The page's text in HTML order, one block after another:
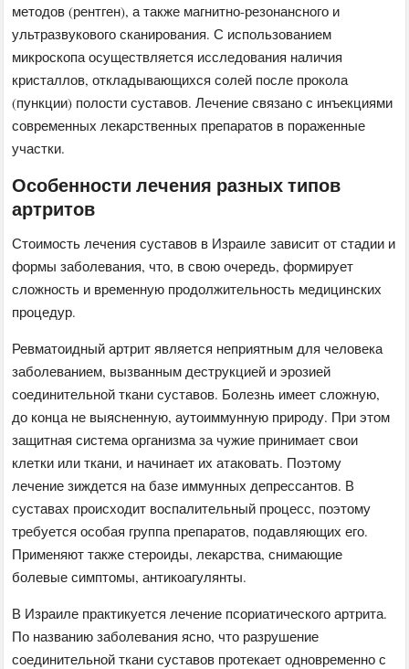
методов (рентген), а также магнитно-резонансного и
ультразвукового сканирования. С использованием
микроскопа осуществляется исследования наличия
кристаллов, откладывающихся солей после прокола
(пункции) полости суставов. Лечение связано с инъекциями
современных лекарственных препаратов в пораженные
участки.
Особенности лечения разных типов
артритов
Стоимость лечения суставов в Израиле зависит от стадии и
формы заболевания, что, в свою очередь, формирует
сложность и временную продолжительность медицинских
процедур.
Ревматоидный артрит является неприятным для человека
заболеванием, вызванным деструкцией и эрозией
соединительной ткани суставов. Болезнь имеет сложную,
до конца не выясненную, аутоиммунную природу. При этом
защитная система организма за чужие принимает свои
клетки или ткани, и начинает их атаковать. Поэтому
лечение зиждется на базе иммунных депрессантов. В
суставах происходит воспалительный процесс, поэтому
требуется особая группа препаратов, подавляющих его.
Применяют также стероиды, лекарства, снимающие
болевые симптомы, антикоагулянты.
В Израиле практикуется лечение псориатического артрита.
По названию заболевания ясно, что разрушение
соединительной ткани суставов протекает одновременно с